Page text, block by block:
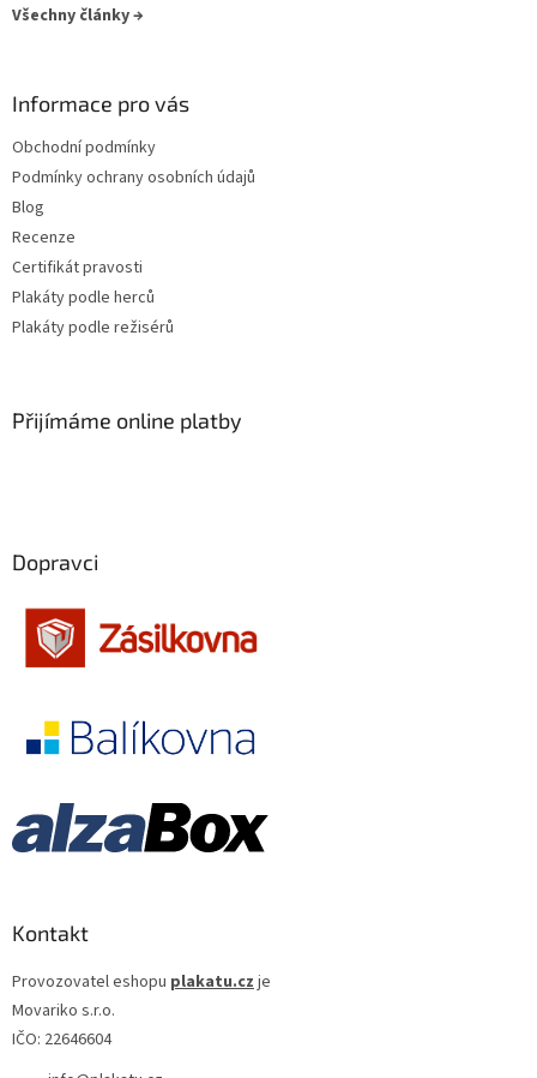
Všechny články →
Informace pro vás
Obchodní podmínky
Podmínky ochrany osobních údajů
Blog
Recenze
Certifikát pravosti
Plakáty podle herců
Plakáty podle režisérů
Přijímáme online platby
Dopravci
Kontakt
Provozovatel eshopu plakatu.czje
Movariko s.r.o.
IČO: 22646604